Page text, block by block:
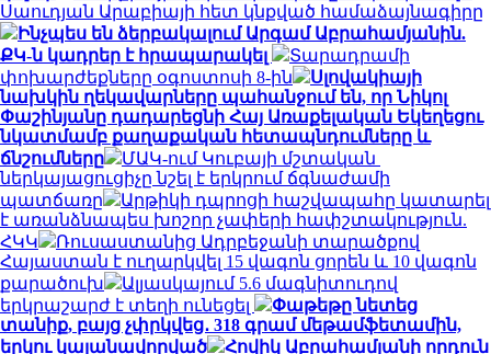
Սաուդյան Արաբիայի հետ կնքված համաձայնագիրը
Ինչպես են ձերբակալում Արգամ Աբրահամյանին.
ՔԿ-ն կադրեր է հրապարակել
Տարադրամի
փոխարժեքները օգոստոսի 8-ին
Սլովակիայի
նախկին ղեկավարները պահանջում են, որ Նիկոլ
Փաշինյանը դադարեցնի Հայ Առաքելական Եկեղեցու
նկատմամբ քաղաքական հետապնդումները և
ճնշումները
ՄԱԿ-ում Կուբայի մշտական ​​
ներկայացուցիչը նշել է երկրում ճգնաժամի
պատճառը
Արթիկի դպրոցի հաշվապահը կատարել
է առանձնապես խոշոր չափերի հափշտակություն.
ՀԿԿ
Ռուսաստանից Ադրբեջանի տարածքով
Հայաստան է ուղարկվել 15 վագոն ցորեն և 10 վագոն
քարածուխ
Ալյասկայում 5.6 մագնիտուդով
երկրաշարժ է տեղի ունեցել
Փաթեթը նետեց
տանիք, բայց չփրկվեց․ 318 գրամ մեթամֆետամին,
երկու կալանավորված
Հովիկ Աբրահամյանի որդուն